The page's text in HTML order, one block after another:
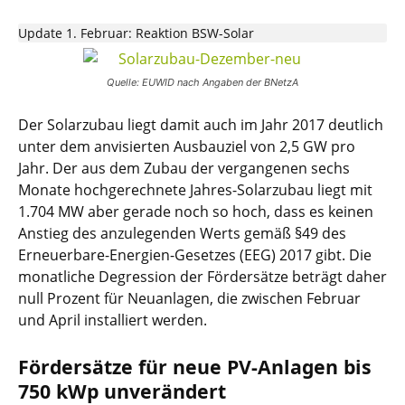
Update 1. Februar: Reaktion BSW-Solar
Quelle: EUWID nach Angaben der BNetzA
Der Solarzubau liegt damit auch im Jahr 2017 deutlich
unter dem anvisierten Ausbauziel von 2,5 GW pro
Jahr. Der aus dem Zubau der vergangenen sechs
Monate hochgerechnete Jahres-Solarzubau liegt mit
1.704 MW aber gerade noch so hoch, dass es keinen
Anstieg des anzulegenden Werts gemäß §49 des
Erneuerbare-Energien-Gesetzes (EEG) 2017 gibt. Die
monatliche Degression der Fördersätze beträgt daher
null Prozent für Neuanlagen, die zwischen Februar
und April installiert werden.
Fördersätze für neue PV-Anlagen bis
750 kWp unverändert